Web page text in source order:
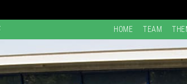
HOME TEAM